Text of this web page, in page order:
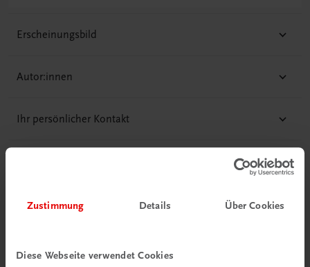
Zustimmung Details Über Cookies
Diese Webseite verwendet Cookies
Erscheinungsbild
Autor:innen
Ihr persönlicher Kontakt
Diese Seite teilen auf: